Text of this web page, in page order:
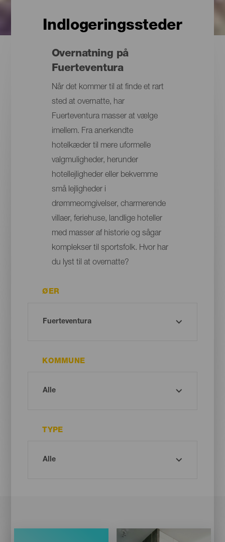
Indlogeringssteder
Overnatning på
Fuerteventura
Når det kommer til at finde et rart
sted at overnatte, har
Fuerteventura masser at vælge
imellem. Fra anerkendte
hotelkæder til mere uformelle
valgmuligheder, herunder
hotellejligheder eller bekvemme
små lejligheder i
drømmeomgivelser, charmerende
villaer, feriehuse, landlige hoteller
med masser af historie og sågar
komplekser til sportsfolk. Hvor har
du lyst til at overnatte?
ØER
KOMMUNE
TYPE
Imagen
Imagen